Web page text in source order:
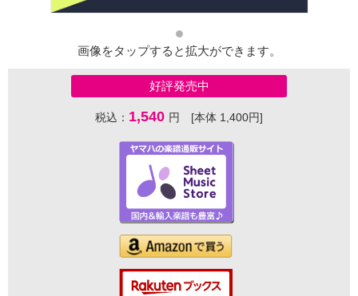
画像をタップすると拡大ができます。
好評発売中
税込： 1,540 円 [本体 1,400円]